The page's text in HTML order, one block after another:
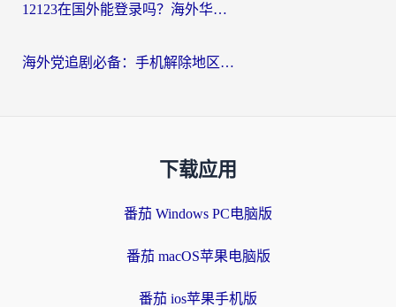
12123在国外能登录吗？海外华人必看的回国加速实用指南
海外党追剧必备：手机解除地区限制app怎么选？解决央视视频&国内剧地区限制全指南
下载应用
番茄 Windows PC电脑版
番茄 macOS苹果电脑版
番茄 ios苹果手机版